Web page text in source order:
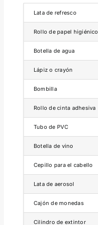
Lata de refresco
Rollo de papel higiénico
Botella de agua
Lápiz o crayón
Bombilla
Rollo de cinta adhesiva
Tubo de PVC
Botella de vino
Cepillo para el cabello
Lata de aerosol
Cajón de monedas
Cilindro de extintor